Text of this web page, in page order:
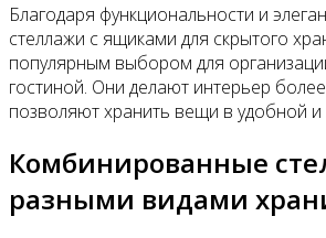
Благодаря функциональности и
стеллажи с ящиками для скрытого
популярным выбором для
гостиной. Они делают интерьер
позволяют хранить вещи в удобной
Комбинированные
разными видами